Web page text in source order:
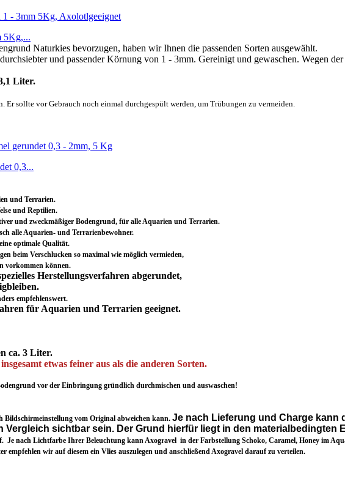
5Kg,...
Naturkies bevorzugen, haben wir Ihnen die passenden Sorten ausgewählt.
und passender Körnung von 1 - 3mm. Gereinigt und gewaschen. Wegen
Liter.
Er sollte vor Gebrauch noch einmal durchgespült werden, um Trübungen zu vermeiden.
0,3...
und Terrarien.
und Reptilien.
und zweckmäßiger Bodengrund, für alle Aquarien und Terrarien.
alle Aquarien- und Terrarienbewohner.
optimale Qualität.
beim Verschlucken so maximal wie möglich vermieden,
vorkommen können.
Herstellungsverfahren abgerundet,
empfehlenswert.
für Aquarien und Terrarien geeignet.
ca. 3 Liter.
etwas feiner aus als die anderen Sorten.
vor der Einbringung gründlich durchmischen und auswaschen!
Bildschirmeinstellung vom Original abweichen kann. Je nach Lieferung und Charge kann
Vergleich sichtbar sein. Der Grund hierfür liegt in den
Je nach Lichtfarbe Ihrer Beleuchtung kann Axogravel in der Farbstellung Schoko, Caramel, Honey im
empfehlen wir auf diesem ein Vlies auszulegen und anschließend Axogravel darauf zu verteilen.